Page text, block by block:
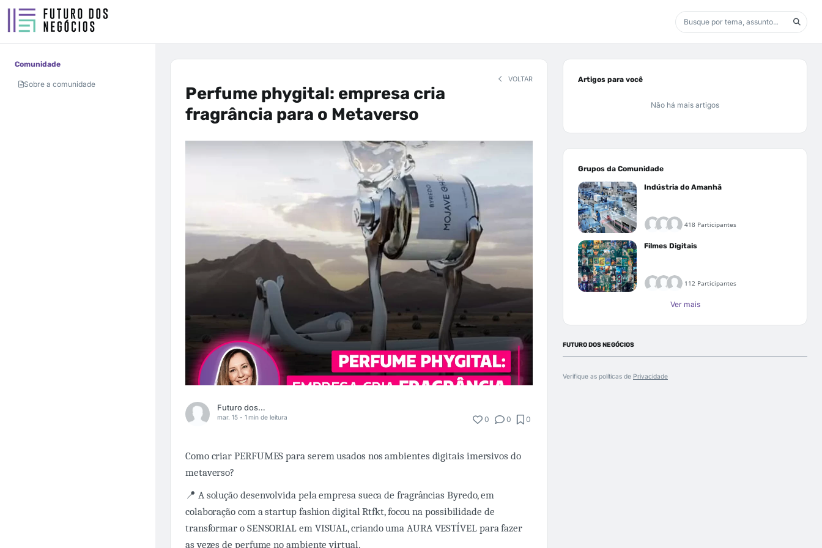
Comunidade
Sobre a comunidade
VOLTAR
Perfume phygital: empresa cria
fragrância para o Metaverso
Futuro dos Negócios
mar. 15 - 1 min de leitura 0 0 0
Como criar PERFUMES para serem usados nos ambientes digitais imersivos do
metaverso?
📍 A solução desenvolvida pela empresa sueca de fragrâncias Byredo, em
colaboração com a startup fashion digital Rtfkt, focou na possibilidade de
transformar o SENSORIAL em VISUAL, criando uma AURA VESTÍVEL para fazer
as vezes de perfume no ambiente virtual.
Artigos para você
Não há mais artigos
Grupos da Comunidade
Indústria do Amanhã
418 Participantes
Filmes Digitais
112 Participantes
Ver mais
FUTURO DOS NEGÓCIOS
Verifique as políticas de Privacidade